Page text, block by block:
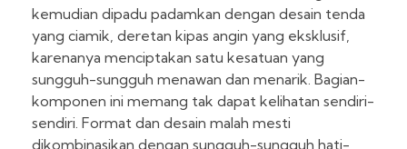
kemudian dipadu padamkan dengan desain tenda
yang ciamik, deretan kipas angin yang eksklusif,
karenanya menciptakan satu kesatuan yang
sungguh-sungguh menawan dan menarik. Bagian-
komponen ini memang tak dapat kelihatan sendiri-
sendiri. Format dan desain malah mesti
dikombinasikan dengan sungguh-sungguh hati-